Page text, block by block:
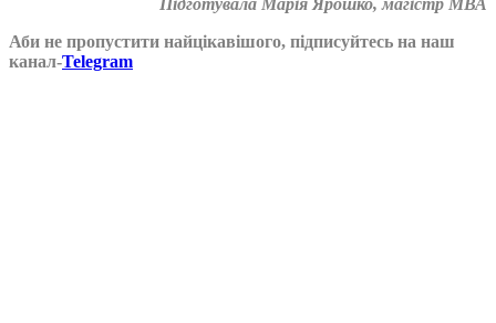
Підготувала Марія Ярошко, магістр МВА
Аби не пропустити найцікавішого, підписуйтесь на наш
канал-Telegram